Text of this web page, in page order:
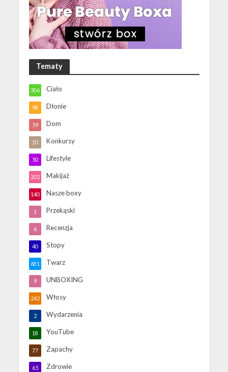
Tematy
Ciało
306
Dłonie
98
Dom
59
Konkursy
10
Lifestyle
50
Makijaż
202
Nasze boxy
140
Przekąski
1
Recenzja
6
Stopy
40
Twarz
681
UNBOXING
9
Włosy
242
Wydarzenia
2
YouTube
18
Zapachy
77
Zdrowie
65